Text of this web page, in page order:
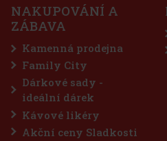
bezcukrové žvýkačky určené pro
maximálně intenzivní mentolové
chladivých mentolových tónů
a dlouhotrvající svěží dech.
NAKUPOVÁNÍ A
ZÁBAVA
Kamenná prodejna
Family City
Dárkové sady -
ideální dárek
Kávové likéry
Akční ceny Sladkosti